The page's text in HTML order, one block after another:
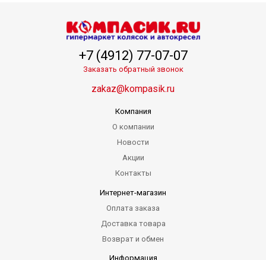
+7 (4912) 77-07-07
Заказать обратный звонок
zakaz@kompasik.ru
Компания
О компании
Новости
Акции
Контакты
Интернет-магазин
Оплата заказа
Доставка товара
Возврат и обмен
Информация